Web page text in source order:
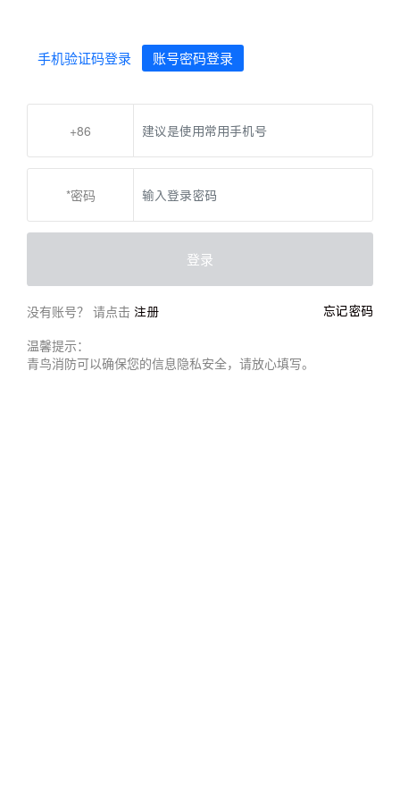
手机验证码登录 账号密码登录
+86
*密码
登录
忘记密码
没有账号？ 请点击 注册
温馨提示：
青鸟消防可以确保您的信息隐私安全，请放心填写。